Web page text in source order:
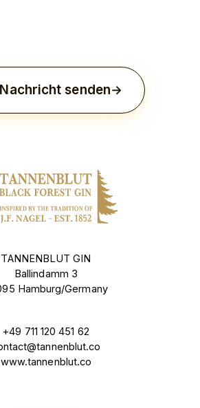
senden
TANNENBLUT GIN
Ballindamm 3
Hamburg/Germany
+49 711 120 451 62
www.tannenblut.co